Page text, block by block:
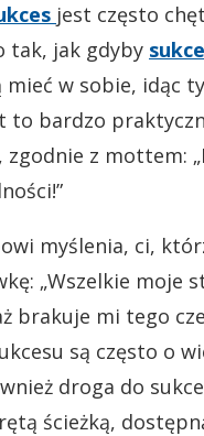
jest często
tak, jak gdyby
w sobie, idąc
to bardzo
z mottem:
myślenia, ci,
„Wszelkie moje
brakuje mi tego
są często o
droga do
ścieżką,